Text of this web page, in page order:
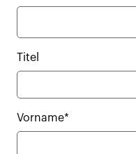
Titel
Vorname*